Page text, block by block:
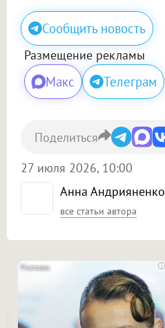
Сообщить новость
Размещение рекламы
Макс Телеграм
Анна Андрияненко
все статьи автора
27 июля 2026, 10:00
Поделиться
i